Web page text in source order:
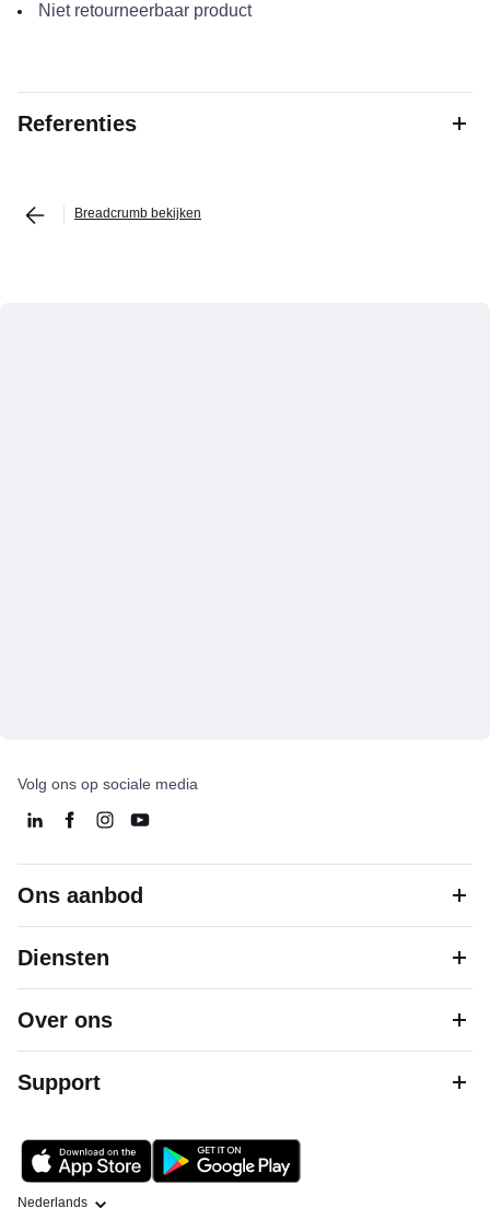
Niet retourneerbaar product
Referenties
Breadcrumb bekijken
Volg ons op sociale media
Ons aanbod
Diensten
Over ons
Support